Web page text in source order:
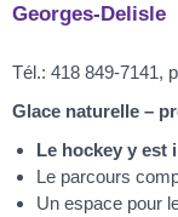
Georges-Delisle
Tél.: 418 849-7141,
Glace naturelle –
Le hockey y est
Le parcours
Un espace pour